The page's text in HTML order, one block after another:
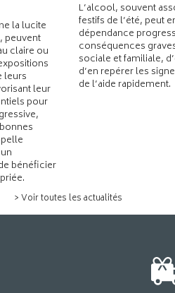
la lucite
peuvent
claire ou
leurs
leur
pour
bénéficier
L’alcool, souvent
festifs de l’été, peut
dépendance
conséquences
sociale et familiale,
d’en repérer les
de l’aide rapidement.
> Voir toutes les actualités